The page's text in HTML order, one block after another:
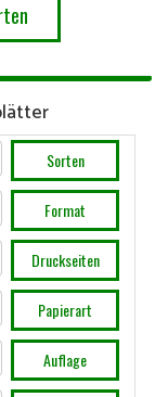
Sorten
Format
Druckseiten
Papierart
Auflage